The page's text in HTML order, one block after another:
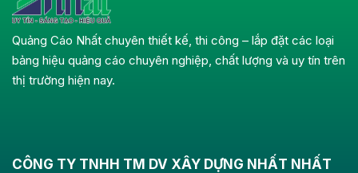
Quảng Cáo Nhất chuyên thiết kế, thi công – lắp đặt các loại
bảng hiệu quảng cáo chuyên nghiệp, chất lượng và uy tín trên
thị trường hiện nay.
CÔNG TY TNHH TM DV XÂY DỰNG NHẤT NHẤT